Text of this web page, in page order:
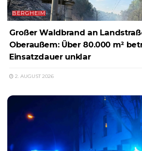
BERGHEIM
Großer Waldbrand an
Oberaußem: Über 80.000 m²
Einsatzdauer unklar
2. AUGUST 2026